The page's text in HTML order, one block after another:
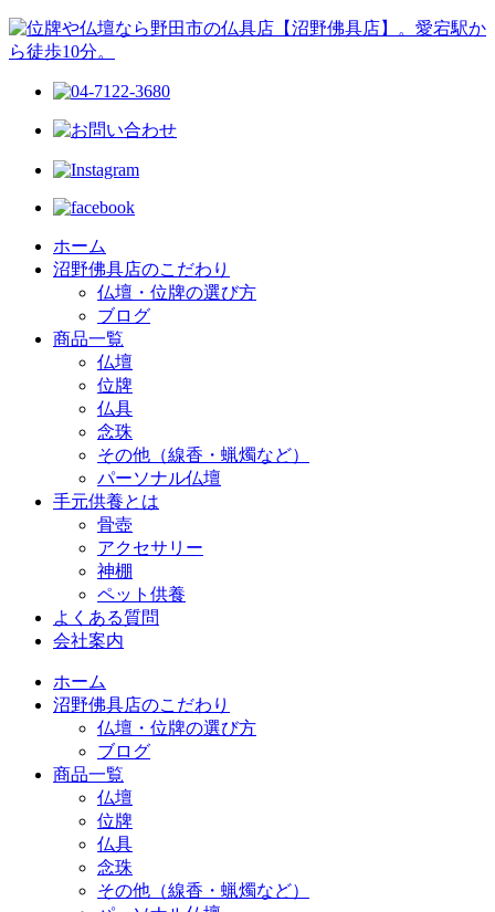
ホーム
沼野佛具店のこだわり
仏壇・位牌の選び方
ブログ
商品一覧
仏壇
位牌
仏具
念珠
その他（線香・蝋燭など）
パーソナル仏壇
手元供養とは
骨壺
アクセサリー
神棚
ペット供養
よくある質問
会社案内
ホーム
沼野佛具店のこだわり
仏壇・位牌の選び方
ブログ
商品一覧
仏壇
位牌
仏具
念珠
その他（線香・蝋燭など）